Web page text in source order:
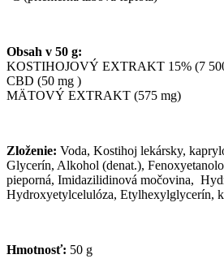
Obsah v 50 g:
KOSTIHOJOVÝ EXTRAKT 15% (7
CBD (50 mg )
MÄTOVÝ EXTRAKT (575 mg)
Zloženie: Voda, Kostihoj lekársky,
Glycerín, Alkohol (denat.),
pieporná, Imidazilidinová močovina,
Hydroxyetylcelulóza, Etylhexylglycerín,
Hmotnosť: 50 g